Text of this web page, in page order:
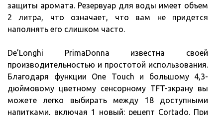
защиты аромата. Резервуар для воды имеет объем
2 литра, что означает, что вам не придется
наполнять его слишком часто.
De’Longhi PrimaDonna известна своей
производительностью и простотой использования.
Благодаря функции One Touch и большому 4,3-
дюймовому цветному сенсорному TFT-экрану вы
можете легко выбирать между 18 доступными
напитками, включая 1 новый: рецепт Cortado. При